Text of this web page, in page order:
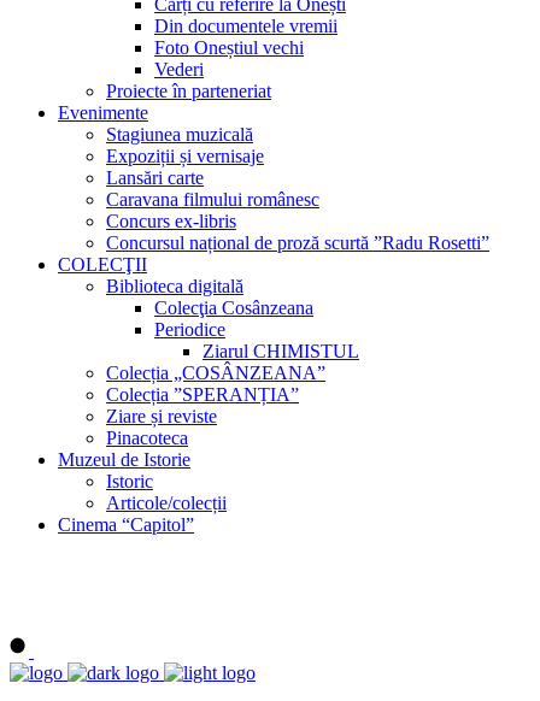
Cărți cu referire la Onești
Din documentele vremii
Foto Oneștiul vechi
Vederi
Proiecte în parteneriat
Evenimente
Stagiunea muzicală
Expoziții și vernisaje
Lansări carte
Caravana filmului românesc
Concurs ex-libris
Concursul național de proză scurtă ”Radu Rosetti”
COLECŢII
Biblioteca digitală
Colecţia Cosânzeana
Periodice
Ziarul CHIMISTUL
Colecția „COSÂNZEANA”
Colecția ”SPERANȚIA”
Ziare și reviste
Pinacoteca
Muzeul de Istorie
Istoric
Articole/colecții
Cinema “Capitol”